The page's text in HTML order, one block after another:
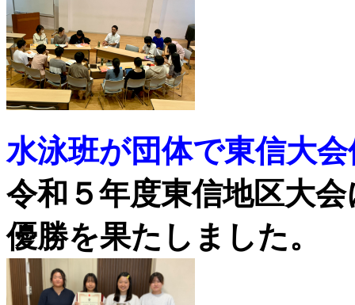
水泳班が団体で東信大
令和５年度東信地区大
優勝を果たしました。